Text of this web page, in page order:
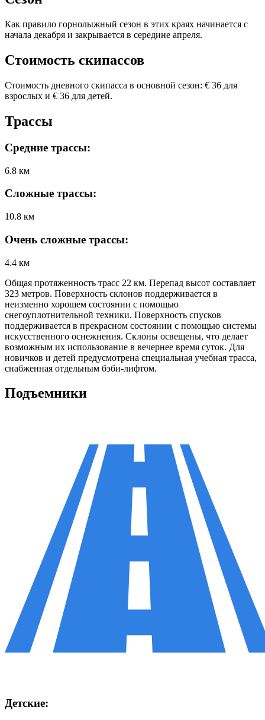
Как правило горнолыжный сезон в этих краях начинается c
начала декабря и закрывается в середине апреля.
Стоимость скипассов
Стоимость дневного скипасса в основной сезон: € 36 для
взрослых и € 36 для детей.
Трассы
Средние трассы:
6.8 км
Сложные трассы:
10.8 км
Очень сложные трассы:
4.4 км
Общая протяженность трасс 22 км. Перепад высот составляет
323 метров. Поверхность склонов поддерживается в
неизменно хорошем состоянии с помощью
снегоуплотнительной техники. Поверхность спусков
поддерживается в прекрасном состоянии с помощью системы
искусственного оснежнения. Склоны освещены, что делает
возможным их использование в вечернее время суток. Для
новичков и детей предусмотрена специальная учебная трасса,
снабженная отдельным бэби-лифтом.
Подъемники
Детские: